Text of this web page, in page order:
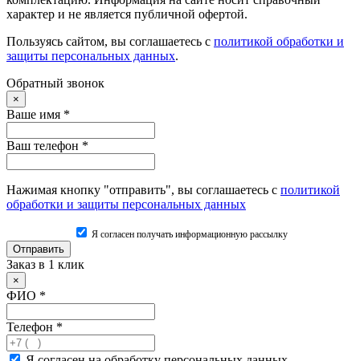
характер и не является публичной офертой.
Пользуясь сайтом, вы соглашаетесь с политикой обработки и
защиты персональных данных.
Обратный звонок
×
Ваше имя *
Ваш телефон *
Нажимая кнопку "отправить", вы соглашаетесь с политикой
обработки и защиты персональных данных
Я согласен получать информационную рассылку
Заказ в 1 клик
×
ФИО *
Телефон *